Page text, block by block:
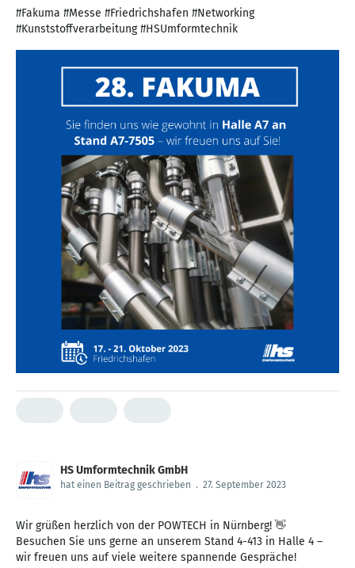
#Fakuma #Messe #Friedrichshafen #Networking
#Kunststoffverarbeitung #HSUmformtechnik
HS Umformtechnik GmbH
hat einen Beitrag geschrieben . 27. September 2023
Wir grüßen herzlich von der POWTECH in Nürnberg! 👋
Besuchen Sie uns gerne an unserem Stand 4-413 in Halle 4 –
wir freuen uns auf viele weitere spannende Gespräche!